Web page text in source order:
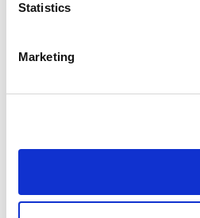
Statistics
Marketing